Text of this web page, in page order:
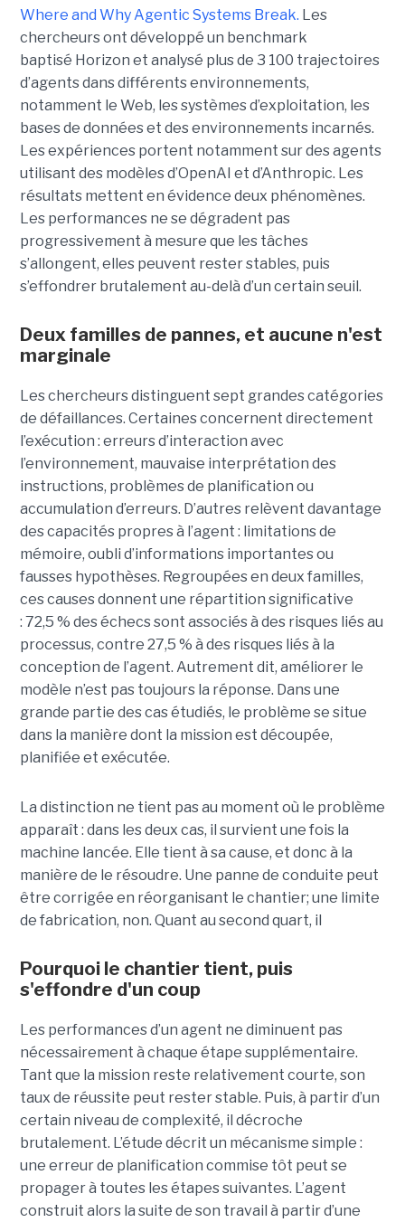
Where and Why Agentic Systems Break. Les
chercheurs ont développé un benchmark
baptisé Horizon et analysé plus de 3 100 trajectoires
d’agents dans différents environnements,
notamment le Web, les systèmes d’exploitation, les
bases de données et des environnements incarnés.
Les expériences portent notamment sur des agents
utilisant des modèles d’OpenAI et d’Anthropic. Les
résultats mettent en évidence deux phénomènes.
Les performances ne se dégradent pas
progressivement à mesure que les tâches
s’allongent, elles peuvent rester stables, puis
s’effondrer brutalement au-delà d’un certain seuil.
Deux familles de pannes, et aucune n'est
marginale
Les chercheurs distinguent sept grandes catégories
de défaillances. Certaines concernent directement
l’exécution : erreurs d’interaction avec
l’environnement, mauvaise interprétation des
instructions, problèmes de planification ou
accumulation d’erreurs. D’autres relèvent davantage
des capacités propres à l’agent : limitations de
mémoire, oubli d’informations importantes ou
fausses hypothèses. Regroupées en deux familles,
ces causes donnent une répartition significative
: 72,5 % des échecs sont associés à des risques liés au
processus, contre 27,5 % à des risques liés à la
conception de l’agent. Autrement dit, améliorer le
modèle n’est pas toujours la réponse. Dans une
grande partie des cas étudiés, le problème se situe
dans la manière dont la mission est découpée,
planifiée et exécutée.
La distinction ne tient pas au moment où le problème
apparaît : dans les deux cas, il survient une fois la
machine lancée. Elle tient à sa cause, et donc à la
manière de le résoudre. Une panne de conduite peut
être corrigée en réorganisant le chantier; une limite
de fabrication, non. Quant au second quart, il
Pourquoi le chantier tient, puis
s'effondre d'un coup
Les performances d’un agent ne diminuent pas
nécessairement à chaque étape supplémentaire.
Tant que la mission reste relativement courte, son
taux de réussite peut rester stable. Puis, à partir d’un
certain niveau de complexité, il décroche
brutalement. L’étude décrit un mécanisme simple :
une erreur de planification commise tôt peut se
propager à toutes les étapes suivantes. L’agent
construit alors la suite de son travail à partir d’une